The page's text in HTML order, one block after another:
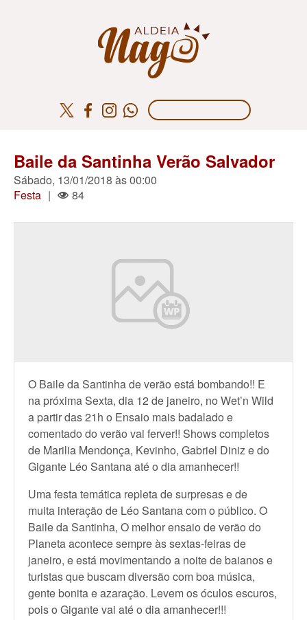
Baile da Santinha Verão Salvador
Sábado, 13/01/2018 às 00:00
Festa | 84
O Baile da Santinha de verão está bombando!! E
na próxima Sexta, dia 12 de janeiro, no Wet’n Wild
a partir das 21h o Ensaio mais badalado e
comentado do verão vai ferver!! Shows completos
de Marilia Mendonça, Kevinho, Gabriel Diniz e do
Gigante Léo Santana até o dia amanhecer!!
Uma festa temática repleta de surpresas e de
muita interação de Léo Santana com o público. O
Baile da Santinha, O melhor ensaio de verão do
Planeta acontece sempre às sextas-feiras de
janeiro, e está movimentando a noite de baianos e
turistas que buscam diversão com boa música,
gente bonita e azaração. Levem os óculos escuros,
pois o Gigante vai até o dia amanhecer!!!